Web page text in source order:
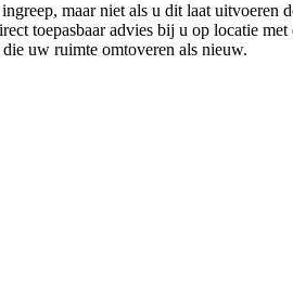
maar niet als u dit laat
toepasbaar advies bij u op locatie
uw ruimte omtoveren als nieuw.